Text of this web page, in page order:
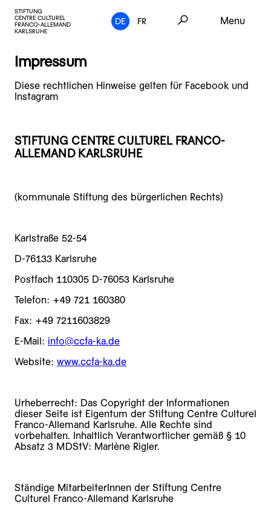
STIFTUNG
CENTRE CULTUREL
FRANCO-ALLEMAND
KARLSRUHE
DE FR Menu
Impressum
Diese rechtlichen Hinweise gelten für Facebook und
Instagram
STIFTUNG CENTRE CULTUREL FRANCO-
ALLEMAND KARLSRUHE
(kommunale Stiftung des bürgerlichen Rechts)
Karlstraße 52-54
D-76133 Karlsruhe
Postfach 110305 D-76053 Karlsruhe
Telefon: +49 721 160380
Fax: +49 7211603829
E-Mail: info@ccfa-ka.de
Website: www.ccfa-ka.de
Urheberrecht: Das Copyright der Informationen
dieser Seite ist Eigentum der Stiftung Centre Culturel
Franco-Allemand Karlsruhe. Alle Rechte sind
vorbehalten. Inhaltlich Verantwortlicher gemäß § 10
Absatz 3 MDStV: Marlène Rigler.
Ständige MitarbeiterInnen der Stiftung Centre
Culturel Franco-Allemand Karlsruhe